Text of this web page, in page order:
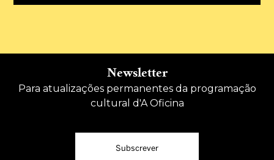
Newsletter
Para atualizações permanentes da programação
cultural d'A Oficina
Subscrever